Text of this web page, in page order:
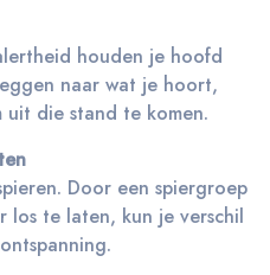
houden je hoofd
naar wat je hoort,
die stand te komen.
Door een spiergroep
los te laten, kun je verschil